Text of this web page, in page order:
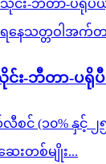
င်း-ဘီတာ-ပရို